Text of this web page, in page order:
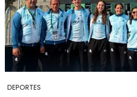
DEPORTES